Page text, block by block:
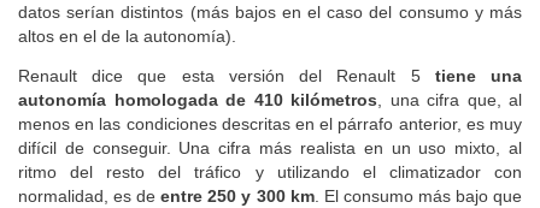
datos serían distintos (más bajos en el caso del consumo y más
altos en el de la autonomía).
Renault dice que esta versión del Renault 5 tiene una
autonomía homologada de 410 kilómetros , una cifra que, al
menos en las condiciones descritas en el párrafo anterior, es muy
difícil de conseguir. Una cifra más realista en un uso mixto, al
ritmo del resto del tráfico y utilizando el climatizador con
normalidad, es deentre 250 y 300 km. El consumo más bajo que